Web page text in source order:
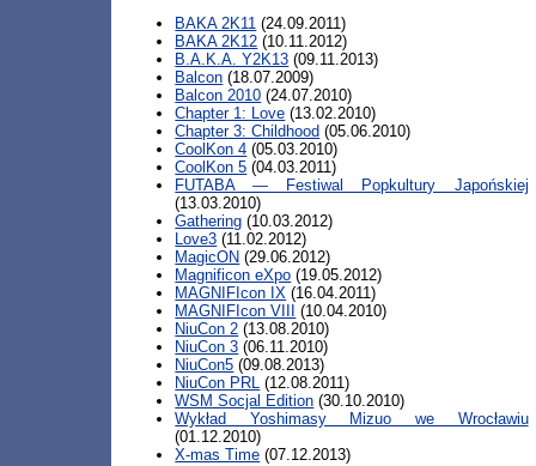
BAKA 2K11 (24.09.2011)
BAKA 2K12 (10.11.2012)
B.A.K.A. Y2K13 (09.11.2013)
Balcon (18.07.2009)
Balcon 2010 (24.07.2010)
Chapter 1: Love (13.02.2010)
Chapter 3: Childhood (05.06.2010)
CoolKon 4 (05.03.2010)
CoolKon 5 (04.03.2011)
FUTABA — Festiwal Popkultury Japońskiej
(13.03.2010)
Gathering (10.03.2012)
Love3 (11.02.2012)
MagicON (29.06.2012)
Magnificon eXpo (19.05.2012)
MAGNIFIcon IX (16.04.2011)
MAGNIFIcon VIII
(10.04.2010)
NiuCon 2 (13.08.2010)
NiuCon 3 (06.11.2010)
NiuCon5 (09.08.2013)
NiuCon PRL (12.08.2011)
WSM Socjal Edition (30.10.2010)
Wykład Yoshimasy Mizuo we Wrocławiu
(01.12.2010)
X-mas Time (07.12.2013)